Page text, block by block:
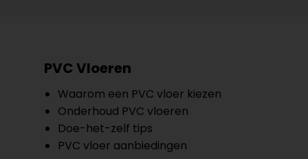
PVC Vloeren
Waarom een PVC vloer kiezen
Onderhoud PVC vloeren
Doe-het-zelf tips
PVC vloer aanbiedingen